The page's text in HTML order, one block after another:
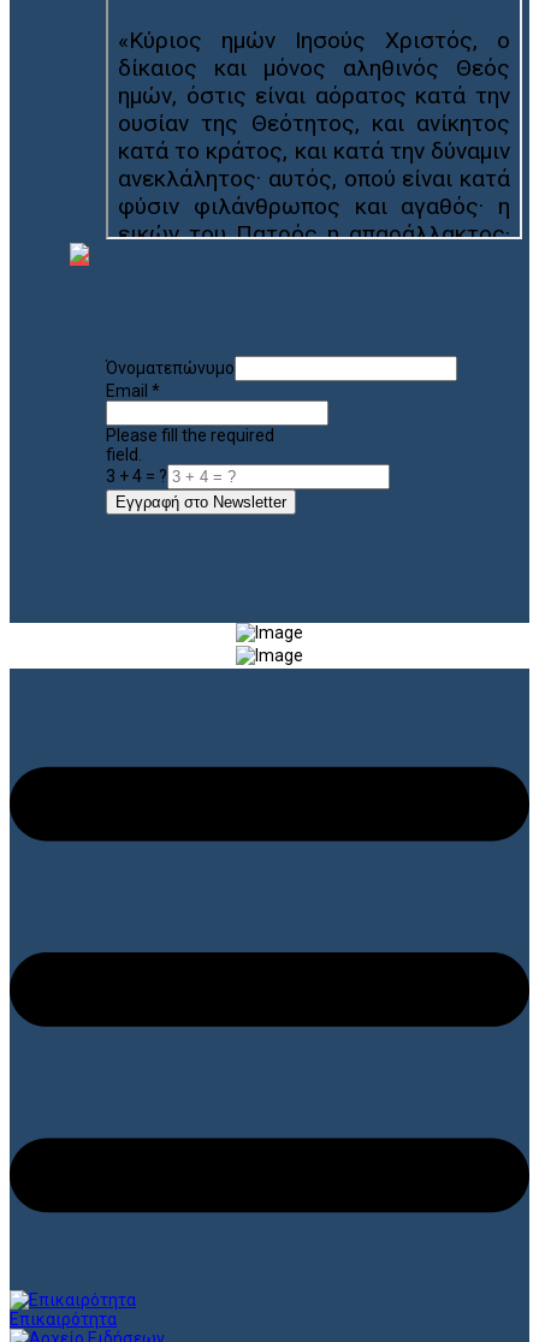
Όνοματεπώνυμο
Email *
Please fill the required
field.
3 + 4 = ?
Εγγραφή στο Newsletter
Επικαιρότητα